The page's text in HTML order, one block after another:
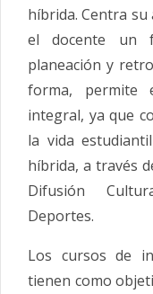
híbrida.Centra su
el docente un
planeación y
forma, permite
integral, ya que
la vida
híbrida, a través
Difusión
Deportes.
Los cursos de
tienen como